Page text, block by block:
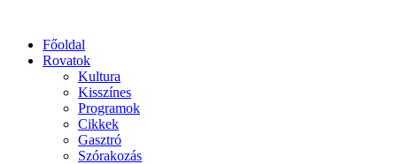
Főoldal
Rovatok
Kultura
Kisszínes
Programok
Cikkek
Gasztró
Szórakozás